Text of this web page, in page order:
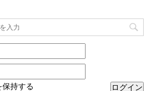
保持する